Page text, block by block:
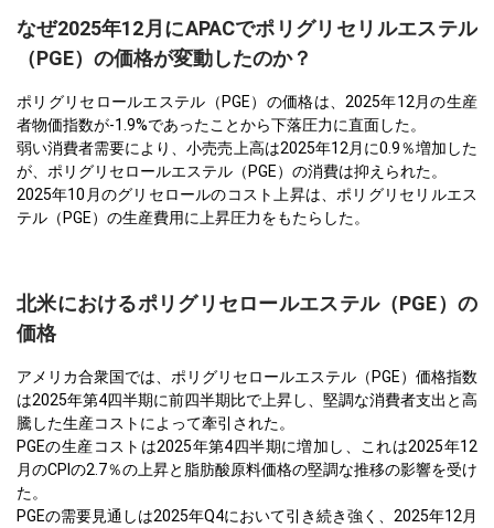
なぜ2025年12月にAPACでポリグリセリルエステル
（PGE）の価格が変動したのか？
ポリグリセロールエステル（PGE）の価格は、2025年12月の生産
者物価指数が-1.9%であったことから下落圧力に直面した。
弱い消費者需要により、小売売上高は2025年12月に0.9％増加した
が、ポリグリセロールエステル（PGE）の消費は抑えられた。
2025年10月のグリセロールのコスト上昇は、ポリグリセリルエス
テル（PGE）の生産費用に上昇圧力をもたらした。
北米におけるポリグリセロールエステル（PGE）の
価格
アメリカ合衆国では、ポリグリセロールエステル（PGE）価格指数
は2025年第4四半期に前四半期比で上昇し、堅調な消費者支出と高
騰した生産コストによって牽引された。
PGEの生産コストは2025年第4四半期に増加し、これは2025年12
月のCPIの2.7％の上昇と脂肪酸原料価格の堅調な推移の影響を受け
た。
PGEの需要見通しは2025年Q4において引き続き強く、2025年12月